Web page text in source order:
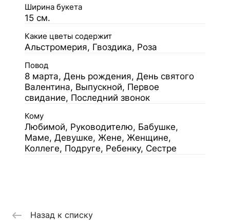
Ширина букета
15 см.
Какие цветы содержит
Альстромерия, Гвоздика, Роза
Повод
8 марта, День рождения, День святого
Валентина, Выпускной, Первое
свидание, Последний звонок
Кому
Любимой, Руководителю, Бабушке,
Маме, Девушке, Жене, Женщине,
Коллеге, Подруге, Ребенку, Сестре
Назад к списку